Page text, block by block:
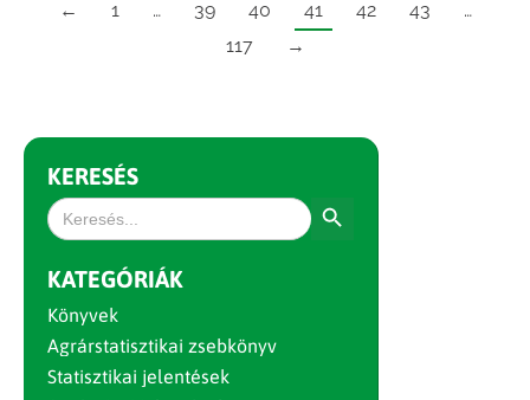
← 1 … 39 40 41 42 43
…
117
→
KERESÉS
Search
for:
KATEGÓRIÁK
Könyvek
Agrárstatisztikai zsebkönyv
Statisztikai jelentések